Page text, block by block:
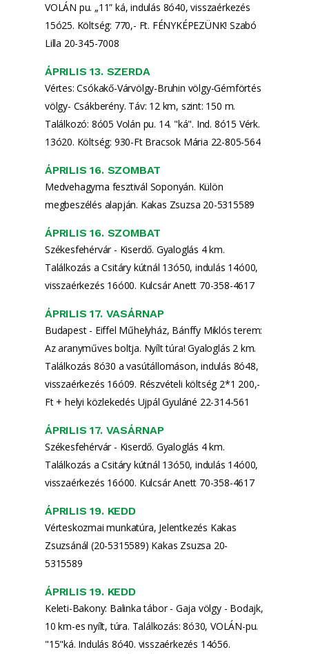
VOLÁN pu. „11” ká, indulás 8ó40, visszaérkezés
15ó25. Költség: 770,- Ft. FÉNYKÉPEZÜNK! Szabó
Lilla 20-345-7008
ÁPRILIS 13. SZERDA
Vértes: Csókakő-Várvölgy-Bruhin völgy-Gémförtés
völgy- Csákberény. Táv: 12 km, szint: 150 m.
Találkozó: 8ó05 Volán pu. 14. "ká". Ind. 8ó15 Vérk.
13ó20. Költség: 930-Ft Bracsok Mária 22-805-564
ÁPRILIS 16. SZOMBAT
Medvehagyma fesztivál Soponyán. Külön
megbeszélés alapján. Kakas Zsuzsa 20-5315589
ÁPRILIS 16. SZOMBAT
Székesfehérvár - Kiserdő. Gyaloglás 4 km.
Találkozás a Csitáry kútnál 13ó50, indulás 14ó00,
visszaérkezés 16ó00. Kulcsár Anett 70-358-4617
ÁPRILIS 17. VASÁRNAP
Budapest - Eiffel Műhelyház, Bánffy Miklós terem:
Az aranyműves boltja. Nyílt túra! Gyaloglás 2 km.
Találkozás 8ó30 a vasútállomáson, indulás 8ó48,
visszaérkezés 16ó09. Részvételi költség 2*1 200,-
Ft + helyi közlekedés Ujpál Gyuláné 22-314-561
ÁPRILIS 17. VASÁRNAP
Székesfehérvár - Kiserdő. Gyaloglás 4 km.
Találkozás a Csitáry kútnál 13ó50, indulás 14ó00,
visszaérkezés 16ó00. Kulcsár Anett 70-358-4617
ÁPRILIS 19. KEDD
Vérteskozmai munkatúra, Jelentkezés Kakas
Zsuzsánál (20-5315589) Kakas Zsuzsa 20-
5315589
ÁPRILIS 19. KEDD
Keleti-Bakony: Balinka tábor - Gaja völgy - Bodajk,
10 km-es nyílt, túra. Találkozás: 8ó30, VOLÁN-pu.
"15"ká. Indulás 8ó40. visszaérkezés 14ó56.